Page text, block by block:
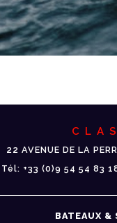
22 AVENUE DE LA
Tél: +33 (0)9 54 54 83
BATEAUX &